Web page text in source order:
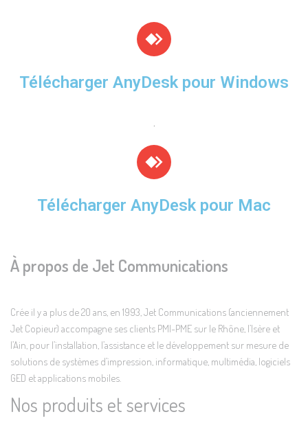
Télécharger AnyDesk pour Windows
.
Télécharger AnyDesk pour Mac
À propos de Jet Communications
Crée il y a plus de 20 ans, en 1993, Jet Communications (anciennement
Jet Copieur) accompagne ses clients PMI-PME sur le Rhône, l’Isère et
l’Ain, pour l’installation, l’assistance et le développement sur mesure de
solutions de systèmes d’impression, informatique, multimédia, logiciels
GED et applications mobiles.
Nos produits et services